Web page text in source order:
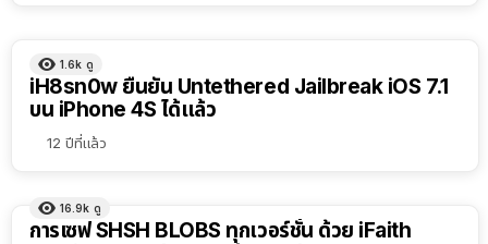
1.6k ดู
iH8sn0w ยืนยัน Untethered Jailbreak iOS 7.1
บน iPhone 4S ได้แล้ว
12 ปีที่แล้ว
16.9k ดู
การเซฟ SHSH BLOBS ทุกเวอร์ชั่น ด้วย iFaith